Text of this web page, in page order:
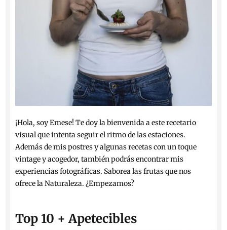
¡Hola, soy Emese! Te doy la bienvenida a este recetario
visual que intenta seguir el ritmo de las estaciones.
Además de mis postres y algunas recetas con un toque
vintage y acogedor, también podrás encontrar mis
experiencias fotográficas. Saborea las frutas que nos
ofrece la Naturaleza. ¿Empezamos?
Top 10 + Apetecibles